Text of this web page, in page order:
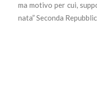
ma motivo per cui,
nata” Seconda